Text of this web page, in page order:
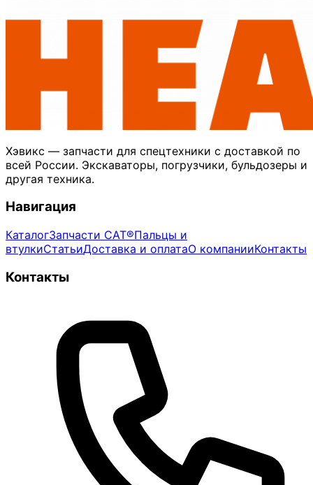
Хэвикс — запчасти для спецтехники с доставкой по
всей России. Экскаваторы, погрузчики, бульдозеры и
другая техника.
Навигация
КаталогЗапчасти CAT®Пальцы и
втулкиСтатьиДоставка и оплатаО компанииКонтакты
Контакты